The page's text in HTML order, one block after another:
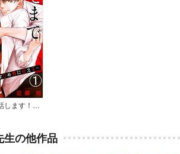
シモまでお世話します！～チャラ男、まじめ君に仕える～
生の他作品